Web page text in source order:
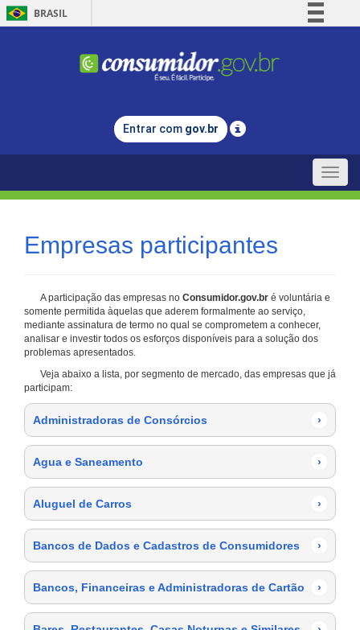
BRASIL
Comunica BR
Legislação
Entrar com gov.br
Toggle
Empresas participantes
A participação das empresas no Consumidor.gov.br é voluntária e
somente permitida àquelas que aderem formalmente ao serviço,
mediante assinatura de termo no qual se comprometem a conhecer,
analisar e investir todos os esforços disponíveis para a solução dos
problemas apresentados.
Veja abaixo a lista, por segmento de mercado, das empresas que já
participam:
Administradoras de Consórcios ›
Agua e Saneamento ›
Aluguel de Carros ›
Bancos de Dados e Cadastros de Consumidores ›
Bancos, Financeiras e Administradoras de Cartão ›